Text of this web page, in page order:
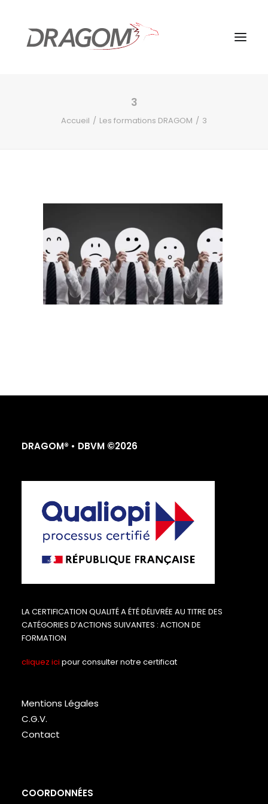
3
Accueil Les formations DRAGOM 3
DRAGOM® • DBVM ©2026
LA CERTIFICATION QUALITÉ A ÉTÉ DÉLIVRÉE AU TITRE DES
CATÉGORIES D’ACTIONS SUIVANTES : ACTION DE
FORMATION
cliquez ici pour consulter notre certificat
Mentions Légales
C.G.V.
Contact
COORDONNÉES